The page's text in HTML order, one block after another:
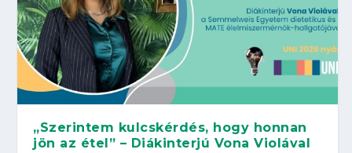
„Szerintem kulcskérdés, hogy honnan
jön az étel” – Diákinterjú Vona Violával